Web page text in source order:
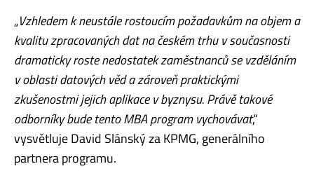
„Vzhledem k neustále rostoucím požadavkům na objem a
kvalitu zpracovaných dat na českém trhu v současnosti
dramaticky roste nedostatek zaměstnanců se vzděláním
v oblasti datových věd a zároveň praktickými
zkušenostmi jejich aplikace v byznysu. Právě takové
odborníky bude tento MBA program vychovávat,“
vysvětluje David Slánský za KPMG, generálního
partnera programu.